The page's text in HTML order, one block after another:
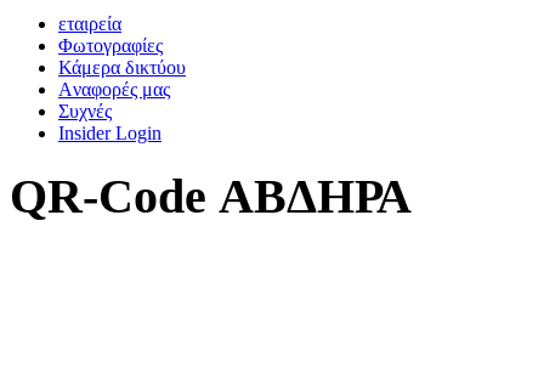
εταιρεία
Φωτογραφίες
Κάμερα δικτύου
Aναφορές μας
Συχνές
Insider Login
QR-Code ΑΒΔΗΡΑ